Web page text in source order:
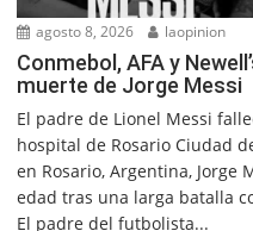
agosto 8, 2026 laopinion
Conmebol, AFA y
muerte de Jorge Messi
El padre de Lionel Messi
hospital de Rosario Ciudad
en Rosario, Argentina, Jorge
edad tras una larga batalla
El padre del futbolista...